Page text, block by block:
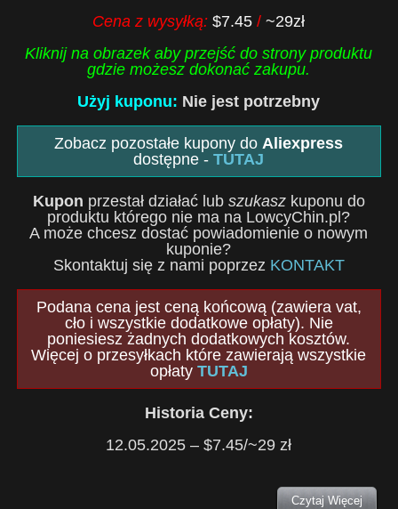
Cena z wysyłką:$7.45/~29zł
Kliknij na obrazek aby przejść do strony produktu
gdzie możesz dokonać zakupu.
Użyj kuponu: Nie jest potrzebny
Zobacz pozostałe kupony doAliexpress
dostępne -TUTAJ
Kupon przestał działać lub szukaszkuponu do
produktu którego nie ma na LowcyChin.pl?
A może chcesz dostać powiadomienie o nowym
kuponie?
Skontaktuj się z nami poprzez KONTAKT
Podana cena jest ceną końcową (zawiera vat,
cło i wszystkie dodatkowe opłaty). Nie
poniesiesz żadnych dodatkowych kosztów.
Więcej o przesyłkach które zawierają wszystkie
opłaty TUTAJ
Historia Ceny:
12.05.2025 – $7.45/~29 zł
Czytaj Więcej